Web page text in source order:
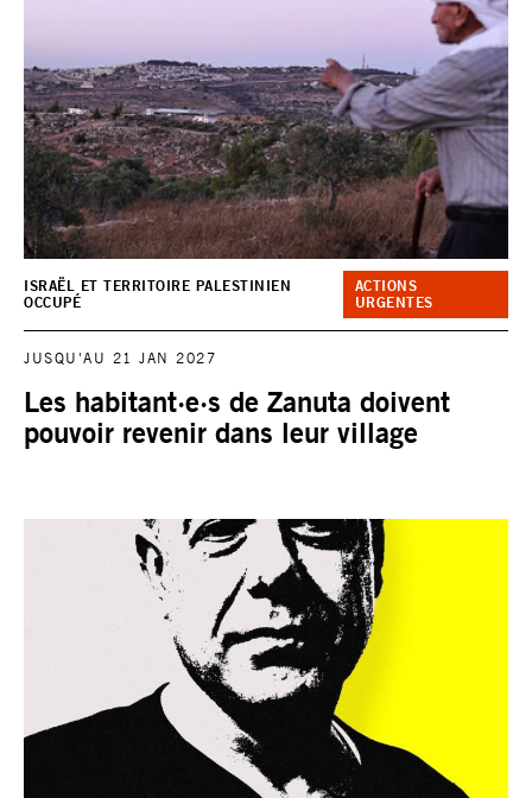
ISRAËL ET TERRITOIRE PALESTINIEN
OCCUPÉ
ACTIONS
URGENTES
JUSQU'AU 21 JAN 2027
Les habitant·e·s de Zanuta doivent
pouvoir revenir dans leur village